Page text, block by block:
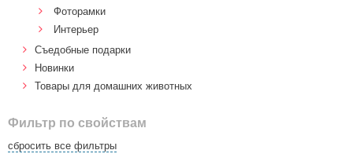
Фоторамки
Интерьер
Cъедобные подарки
Новинки
Товары для домашних животных
Фильтр по свойствам
сбросить все фильтры